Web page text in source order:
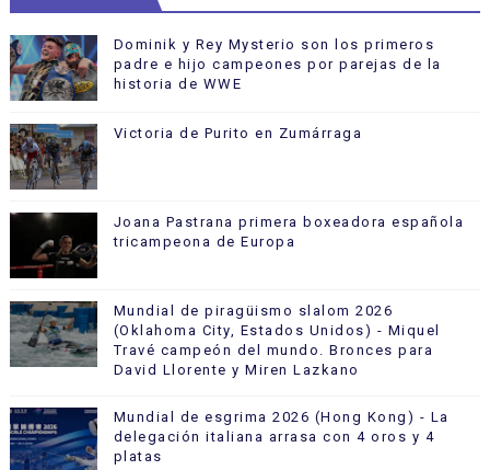
Dominik y Rey Mysterio son los primeros
padre e hijo campeones por parejas de la
historia de WWE
Victoria de Purito en Zumárraga
Joana Pastrana primera boxeadora española
tricampeona de Europa
Mundial de piragüismo slalom 2026
(Oklahoma City, Estados Unidos) - Miquel
Travé campeón del mundo. Bronces para
David Llorente y Miren Lazkano
Mundial de esgrima 2026 (Hong Kong) - La
delegación italiana arrasa con 4 oros y 4
platas